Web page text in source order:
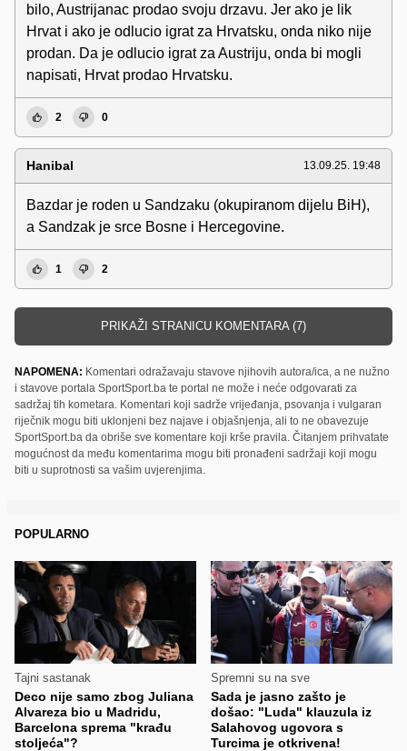
bilo, Austrijanac prodao svoju drzavu. Jer ako je lik
Hrvat i ako je odlucio igrat za Hrvatsku, onda niko nije
prodan. Da je odlucio igrat za Austriju, onda bi mogli
napisati, Hrvat prodao Hrvatsku.
2 0
Hanibal 13.09.25. 19:48
Bazdar je roden u Sandzaku (okupiranom dijelu BiH),
a Sandzak je srce Bosne i Hercegovine.
1 2
PRIKAŽI STRANICU KOMENTARA (7)
NAPOMENA: Komentari odražavaju stavove njihovih autora/ica, a ne nužno
i stavove portala SportSport.ba te portal ne može i neće odgovarati za
sadržaj tih kometara. Komentari koji sadrže vrijeđanja, psovanja i vulgaran
riječnik mogu biti uklonjeni bez najave i objašnjenja, ali to ne obavezuje
SportSport.ba da obriše sve komentare koji krše pravila. Čitanjem prihvatate
mogućnost da među komentarima mogu biti pronađeni sadržaji koji mogu
biti u suprotnosti sa vašim uvjerenjima.
POPULARNO
Tajni sastanak
Deco nije samo zbog Juliana
Alvareza bio u Madridu,
Barcelona sprema "krađu
stoljeća"?
Spremni su na sve
Sada je jasno zašto je
došao: "Luda" klauzula iz
Salahovog ugovora s
Turcima je otkrivena!